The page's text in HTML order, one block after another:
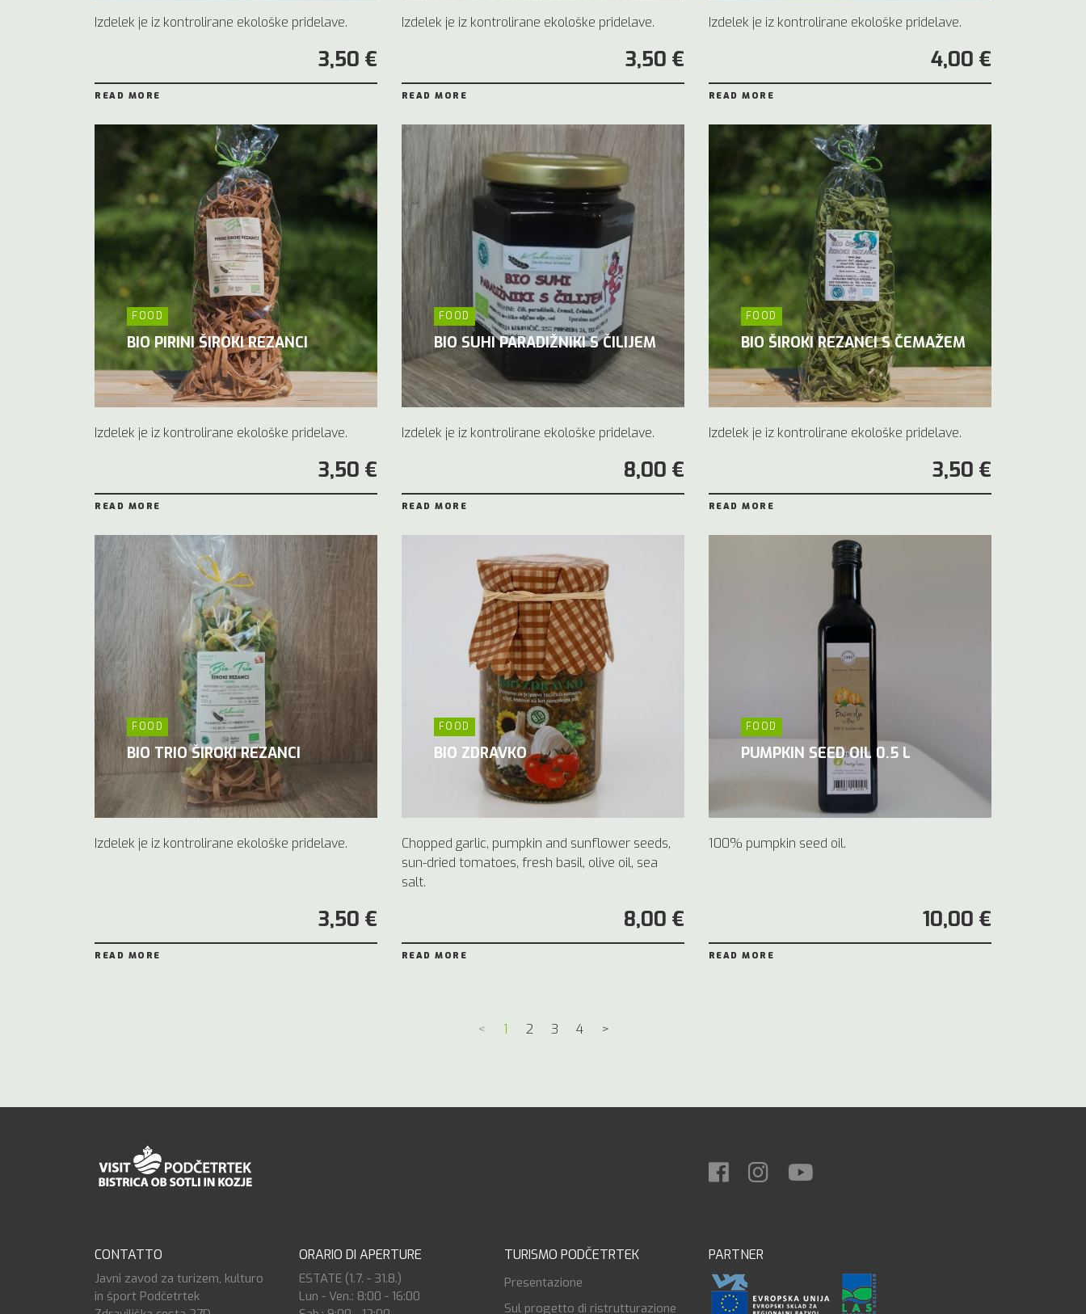
Izdelek je iz kontrolirane ekološke pridelave.
3,50 €
READ MORE
Izdelek je iz kontrolirane ekološke pridelave.
3,50 €
READ MORE
Izdelek je iz kontrolirane ekološke pridelave.
4,00 €
READ MORE
FOOD
BIO PIRINI ŠIROKI REZANCI
Izdelek je iz kontrolirane ekološke pridelave.
3,50 €
READ MORE
FOOD
BIO SUHI PARADIŽNIKI S ČILIJEM
Izdelek je iz kontrolirane ekološke pridelave.
8,00 €
READ MORE
FOOD
BIO ŠIROKI REZANCI S ČEMAŽEM
Izdelek je iz kontrolirane ekološke pridelave.
3,50 €
READ MORE
FOOD
BIO TRIO ŠIROKI REZANCI
Izdelek je iz kontrolirane ekološke pridelave.
3,50 €
READ MORE
FOOD
BIO ZDRAVKO
Chopped garlic, pumpkin and sunflower seeds,
sun-dried tomatoes, fresh basil, olive oil, sea
salt.
8,00 €
READ MORE
FOOD
PUMPKIN SEED OIL 0.5 L
100% pumpkin seed oil.
10,00 €
READ MORE
< 1 2 3 4 >
CONTATTO
Javni zavod za turizem, kulturo
in šport Podčetrtek
ORARIO DI APERTURE
ESTATE (1.7. - 31.8.)
Lun - Ven.: 8:00 - 16:00
TURISMO PODČETRTEK
Presentazione
Sul progetto di ristrutturazione
PARTNER